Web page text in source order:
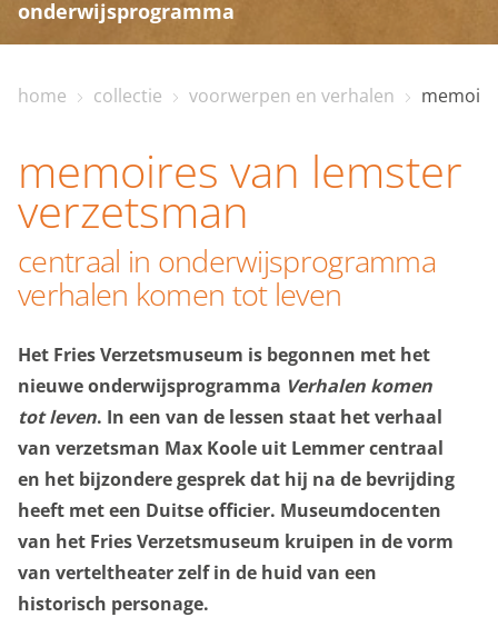
home
bezoekinfo
te zien en te doen
collectie
onderwijs
over het museum
onderwijsprogramma
home collectie voorwerpen en verhalen
memoires van lemster
verzetsman
centraal in onderwijsprogramma
verhalen komen tot leven
Het Fries Verzetsmuseum is begonnen met het
nieuwe onderwijsprogramma Verhalen komen
tot leven. In een van de lessen staat het verhaal
van verzetsman Max Koole uit Lemmer centraal
en het bijzondere gesprek dat hij na de bevrijding
heeft met een Duitse officier. Museumdocenten
van het Fries Verzetsmuseum kruipen in de vorm
van verteltheater zelf in de huid van een
historisch personage.